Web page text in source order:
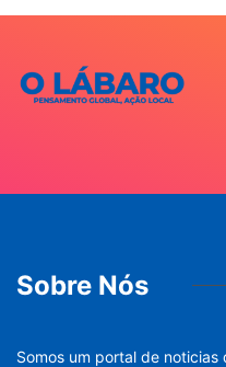
Sobre Nós
Somos um portal de